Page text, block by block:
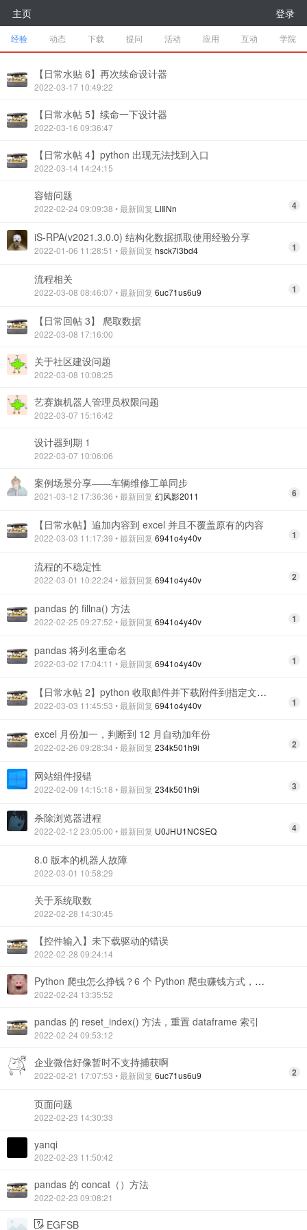
主页 登录
经验 动态 下载 提问 活动 应用 互动 学院
【日常水贴 6】再次续命设计器
2022-03-17 10:49:22
【日常水帖 5】续命一下设计器
2022-03-16 09:36:47
【日常水帖 4】python 出现无法找到入口
2022-03-14 14:24:15
容错问题
2022-02-24 09:09:38 • 最新回复 LlIiNn 4
iS-RPA(v2021.3.0.0) 结构化数据抓取使用经验分享
2022-01-06 11:28:51 • 最新回复 hsck7i3bd4 1
流程相关
2022-03-08 08:46:07 • 最新回复 6uc71us6u9 1
【日常回帖 3】 爬取数据
2022-03-08 17:16:00
关于社区建设问题
2022-03-08 10:08:25
艺赛旗机器人管理员权限问题
2022-03-07 15:16:42
设计器到期 1
2022-03-07 10:06:06
案例场景分享——车辆维修工单同步
2021-03-12 17:36:36 • 最新回复 幻风影2011 6
【日常水帖】追加内容到 excel 并且不覆盖原有的内容
2022-03-03 11:17:39 • 最新回复 6941o4y40v 1
流程的不稳定性
2022-03-01 10:22:24 • 最新回复 6941o4y40v 2
pandas 的 fillna() 方法
2022-02-25 09:27:52 • 最新回复 6941o4y40v 1
pandas 将列名重命名
2022-03-02 17:04:11 • 最新回复 6941o4y40v 1
【日常水帖 2】python 收取邮件并下载附件到指定文件 jia
2022-03-03 11:45:53 • 最新回复 6941o4y40v 1
excel 月份加一，判断到 12 月自动加年份
2022-02-26 09:28:34 • 最新回复 234k501h9i 2
网站组件报错
2022-02-09 14:15:18 • 最新回复 234k501h9i 3
杀除浏览器进程
2022-02-12 23:05:00 • 最新回复 U0JHU1NCSEQ 4
8.0 版本的机器人故障
2022-03-01 10:58:29
关于系统取数
2022-02-28 14:30:45
【控件输入】未下载驱动的错误
2022-02-28 09:24:14
Python 爬虫怎么挣钱？6 个 Python 爬虫赚钱方式，搞搞副业不是问题
2022-02-24 13:35:52
pandas 的 reset_index() 方法，重置 dataframe 索引
2022-02-24 09:53:12
企业微信好像暂时不支持捕获啊
2022-02-21 17:07:53 • 最新回复 6uc71us6u9 2
页面问题
2022-02-23 14:30:33
yanqi
2022-02-23 11:50:42
pandas 的 concat（）方法
2022-02-23 09:08:21
EGFSB